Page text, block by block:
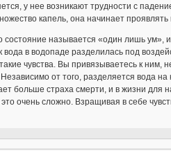
у нее возникают трудности с
капель, она начинает проявлять
называется «один лишь ум»,
в водопаде разделилась под
чувства. Вы привязываетесь к ним,
от того, разделяется вода
больше страха смерти, и в жизни для
очень сложно. Взращивая в себе